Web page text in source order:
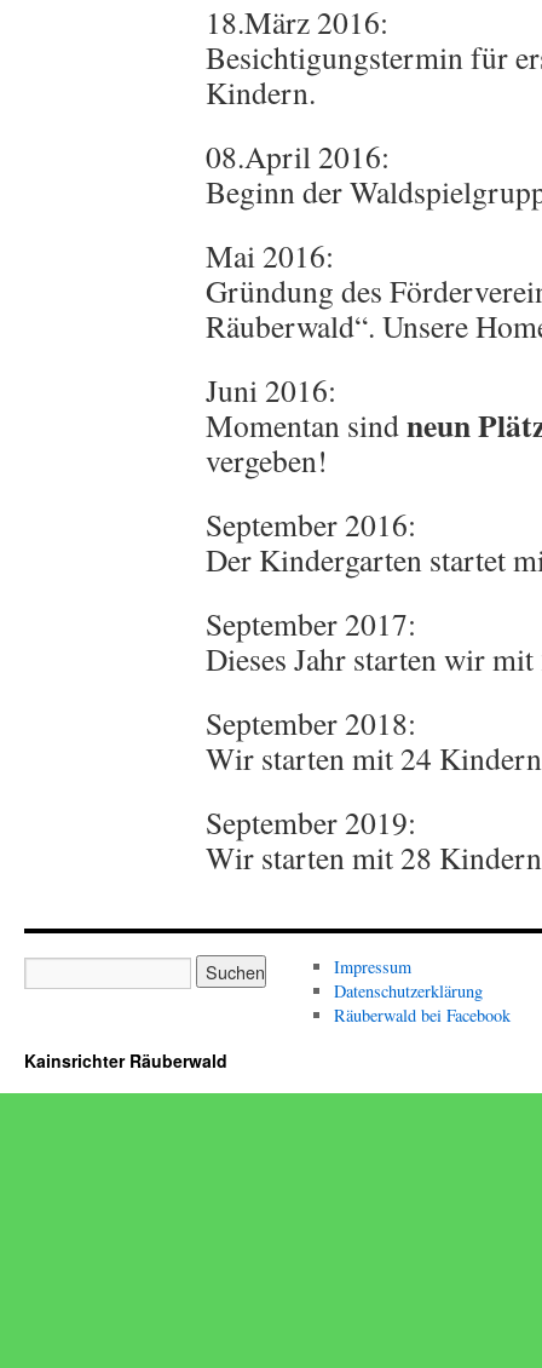
18.März 2016:
Besichtigungstermin für
Kindern.
08.April 2016:
Beginn der
Mai 2016:
Gründung des
Räuberwald“. Unsere
Juni 2016:
Momentan sindneun
vergeben!
September 2016:
Der Kindergarten startet
September 2017:
Dieses Jahr starten wir
September 2018:
Wir starten mit 24
September 2019:
Wir starten mit 28
Impressum
Datenschutzerklärung
Räuberwald bei Facebook
Kainsrichter Räuberwald